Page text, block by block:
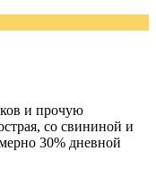
и прочую
со свининой и
30% дневной